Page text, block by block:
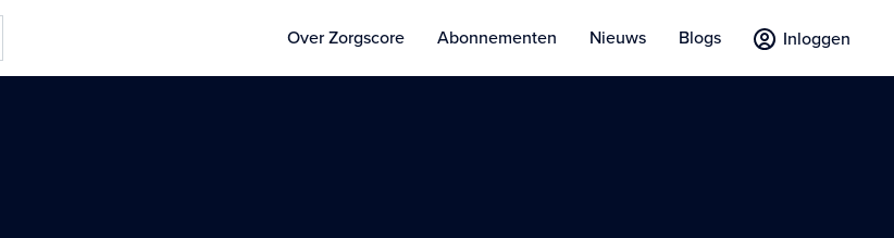
Over Zorgscore Abonnementen Nieuws Blogs Inloggen